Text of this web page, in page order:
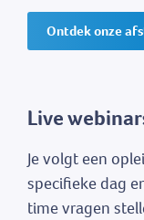
Ontdek onze
Live
Je volgt een
specifieke dag
time vragen